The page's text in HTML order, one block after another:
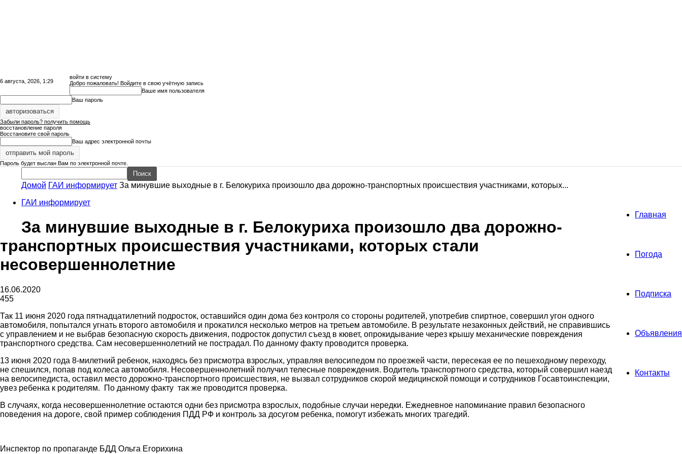
6 августа, 2026, 1:29
войти в систему
Добро пожаловать! Войдите в свою учётную запись
Ваше имя пользователя
Ваш пароль
Забыли пароль? получить помощь
восстановление пароля
Восстановите свой пароль
Ваш адрес электронной почты
Пароль будет выслан Вам по электронной почте.
газеты
«Районные
|
Главная
Погода
Подписка
Объявления
Контакты
Домой ГАИ информирует За минувшие выходные в г. Белокуриха произошло два дорожно-транспортных происшествия участниками, которых...
ГАИ информирует
За минувшие выходные в г. Белокуриха произошло два дорожно-
транспортных происшествия участниками, которых стали
несовершеннолетние
16.06.2020
455
Так 11 июня 2020 года пятнадцатилетний подросток, оставшийся один дома без контроля со стороны родителей, употребив спиртное, совершил угон одного
автомобиля, попытался угнать второго автомобиля и прокатился несколько метров на третьем автомобиле. В результате незаконных действий, не справившись
с управлением и не выбрав безопасную скорость движения, подросток допустил съезд в кювет, опрокидывание через крышу механические повреждения
транспортного средства. Сам несовершеннолетний не пострадал. По данному факту проводится проверка.
13 июня 2020 года 8-милетний ребенок, находясь без присмотра взрослых, управляя велосипедом по проезжей части, пересекая ее по пешеходному переходу,
не спешился, попав под колеса автомобиля. Несовершеннолетний получил телесные повреждения. Водитель транспортного средства, который совершил наезд
на велосипедиста, оставил место дорожно-транспортного происшествия, не вызвал сотрудников скорой медицинской помощи и сотрудников Госавтоинспекции,
увез ребенка к родителям. По данному факту так же проводится проверка.
В случаях, когда несовершеннолетние остаются одни без присмотра взрослых, подобные случаи нередки. Ежедневное напоминание правил безопасного
поведения на дороге, свой пример соблюдения ПДД РФ и контроль за досугом ребенка, помогут избежать многих трагедий.
Инспектор по пропаганде БДД Ольга Егорихина